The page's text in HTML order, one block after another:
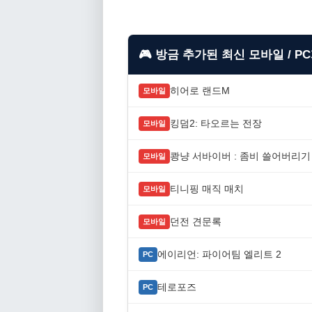
🎮 방금 추가된 최신 모바일 /
모바일 히어로 랜드M
모바일 킹덤2: 타오르는 전장
모바일 쾅냥 서바이버 : 좀비 쓸어버리기
모바일 티니핑 매직 매치
모바일 던전 견문록
PC 에이리언: 파이어팀 엘리트 2
PC 테로포즈